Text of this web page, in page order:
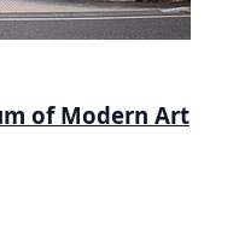
of Modern Art